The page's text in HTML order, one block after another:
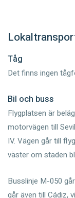
Tåg
Det finns ingen
Bil och buss
Flygplatsen är
motorvägen till
IV. Vägen går till
väster om staden
Busslinje M-050
går även till Cádiz,